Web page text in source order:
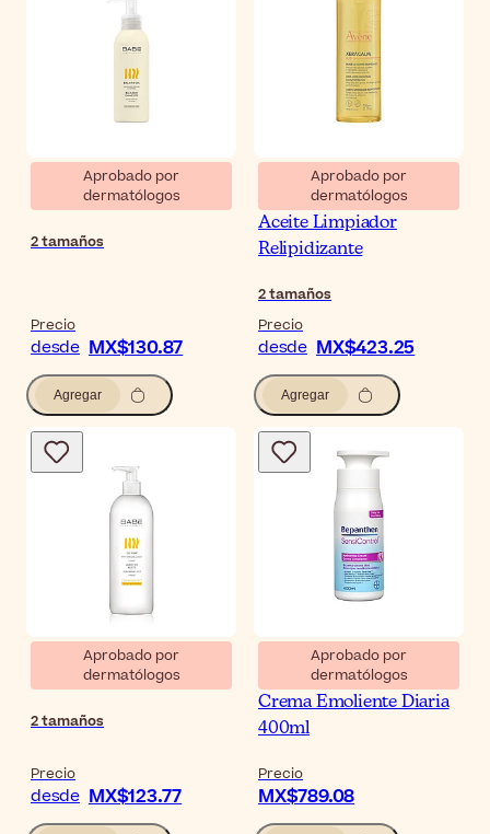
Aprobado por
dermatólogos
Babé Bálsamo a Aceite
2tamaños
Precio
desde MX$130.87
Agregar
Aprobado por
dermatólogos
Avène XeraCalm A.D
Aceite Limpiador
Relipidizante
2tamaños
Precio
desde MX$423.25
Agregar
Aprobado por
dermatólogos
Babé Jabón Oleoso
2tamaños
Precio
desde MX$123.77
Aprobado por
dermatólogos
Bepanthen SensiControl
Crema Emoliente Diaria
400ml
Precio
MX$789.08